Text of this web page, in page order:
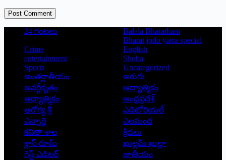
Post Comment
24 గంటలు
Balala Bharatham
Bharat jodo yatra special
Crime
English
entertainment
Shoba
Sports
Uncategorized
అంతర్జాతీయం
అరుగు
అవర్గీకృతం
ఆద్యాత్మికం
ఆధ్యాత్మికం
ఆంధ్రప్రదేశ్
ఆరోగ్య శ్రీ
ఎడిటోరియల్
ఎన్నారై
ఎలమంద
కవితా శాల
క్రీడలు
క్లాస్ రూమ్
ఖుల్లమ్ ఖుల్లా
గెస్ట్ ఎడిటర్
జాతీయం